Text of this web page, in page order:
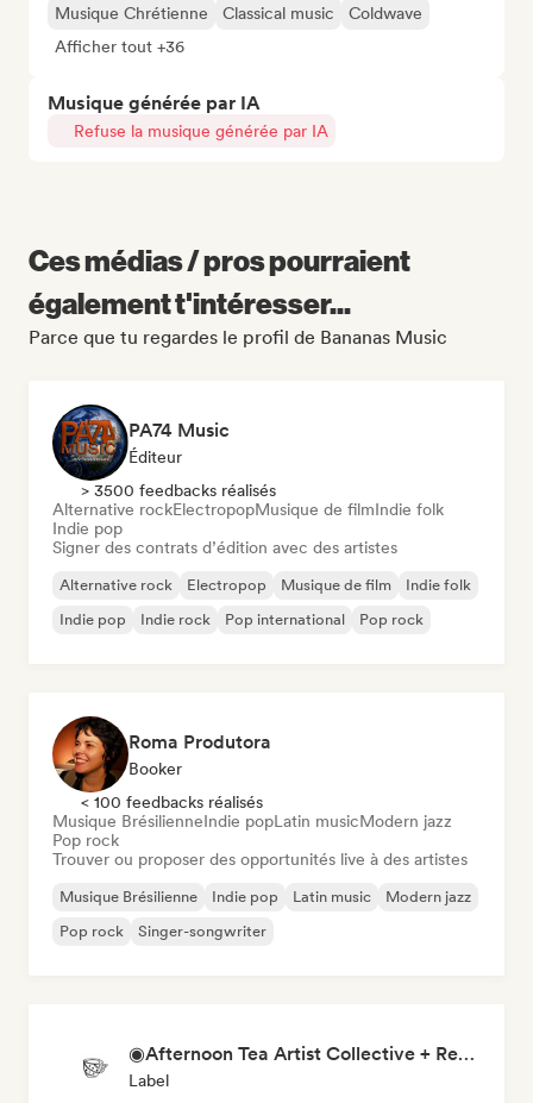
Musique Chrétienne
Classical music
Coldwave
Afficher tout +36
Musique générée par IA
Refuse la musique générée par IA
Ces médias / pros pourraient
également t'intéresser...
Parce que tu regardes le profil de Bananas Music
PA74 Music
Éditeur
> 3500 feedbacks réalisés
Alternative rockElectropopMusique de filmIndie folk
Indie pop
Signer des contrats d’édition avec des artistes
Alternative rock Electropop Musique de film
Indie folk
Indie pop
Indie rock Pop international Pop rock
Roma Produtora
Booker
< 100 feedbacks réalisés
Musique BrésilienneIndie popLatin musicModern jazz
Pop rock
Trouver ou proposer des opportunités live à des artistes
Musique Brésilienne Indie pop Latin music
Modern jazz
Pop rock
Singer-songwriter
◉Afternoon Tea Artist Collective + Record Label◉
Label